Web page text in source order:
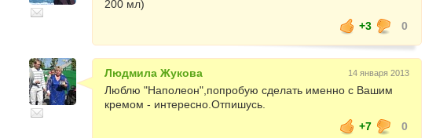
200 мл)
+3
0
Людмила Жукова 14 января 2013
Люблю "Наполеон",попробую сделать именно с Вашим
кремом - интересно.Отпишусь.
+7
0